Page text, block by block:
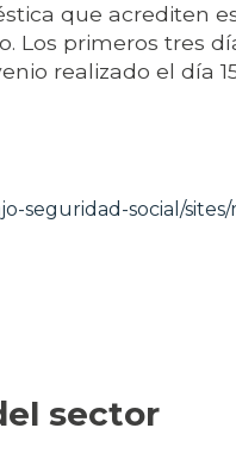
que acrediten
Los primeros tres
realizado el día
seguridad-social/
sector